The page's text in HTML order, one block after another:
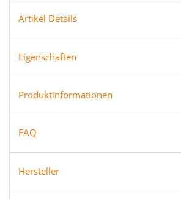
Artikel Details
Eigenschaften
Produktinformationen
FAQ
Hersteller